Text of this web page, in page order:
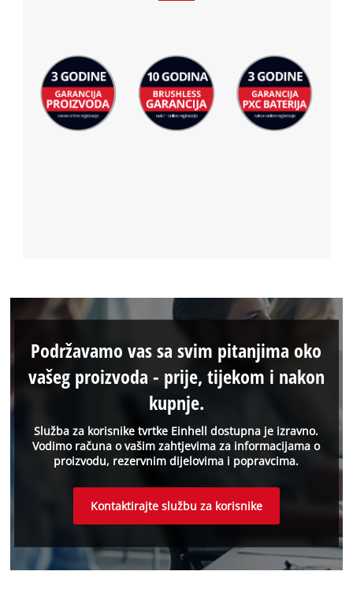
Služba za korisnike tvrtke Einhell dostupna je izravno.
Vodimo računa o vašim zahtjevima za informacijama o
proizvodu, rezervnim dijelovima i popravcima.
Podržavamo vas sa svim pitanjima oko
vašeg proizvoda - prije, tijekom i nakon
kupnje.
Kontaktirajte službu za korisnike